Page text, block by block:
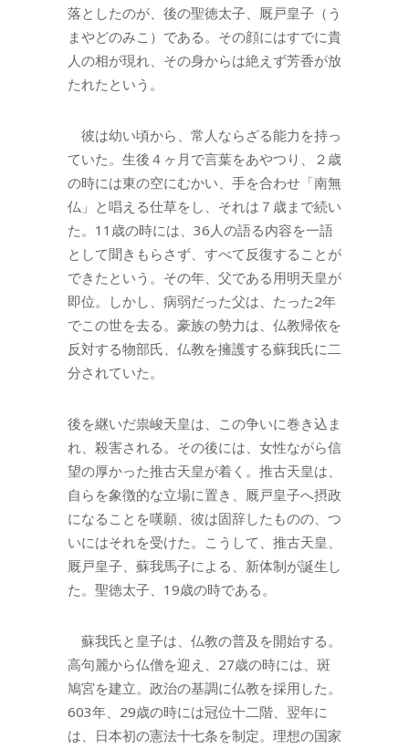
落としたのが、後の聖徳太子、厩戸皇子（う
まやどのみこ）である。その顔にはすでに貴
人の相が現れ、その身からは絶えず芳香が放
たれたという。
彼は幼い頃から、常人ならざる能力を持っ
ていた。生後４ヶ月で言葉をあやつり、２歳
の時には東の空にむかい、手を合わせ「南無
仏」と唱える仕草をし、それは７歳まで続い
た。11歳の時には、36人の語る内容を一語
として聞きもらさず、すべて反復することが
できたという。その年、父である用明天皇が
即位。しかし、病弱だった父は、たった2年
でこの世を去る。豪族の勢力は、仏教帰依を
反対する物部氏、仏教を擁護する蘇我氏に二
分されていた。
後を継いだ祟峻天皇は、この争いに巻き込ま
れ、殺害される。その後には、女性ながら信
望の厚かった推古天皇が着く。推古天皇は、
自らを象徴的な立場に置き、厩戸皇子へ摂政
になることを嘆願、彼は固辞したものの、つ
いにはそれを受けた。こうして、推古天皇、
厩戸皇子、蘇我馬子による、新体制が誕生し
た。聖徳太子、19歳の時である。
蘇我氏と皇子は、仏教の普及を開始する。
高句麗から仏僧を迎え、27歳の時には、斑
鳩宮を建立。政治の基調に仏教を採用した。
603年、29歳の時には冠位十二階、翌年に
は、日本初の憲法十七条を制定。理想の国家